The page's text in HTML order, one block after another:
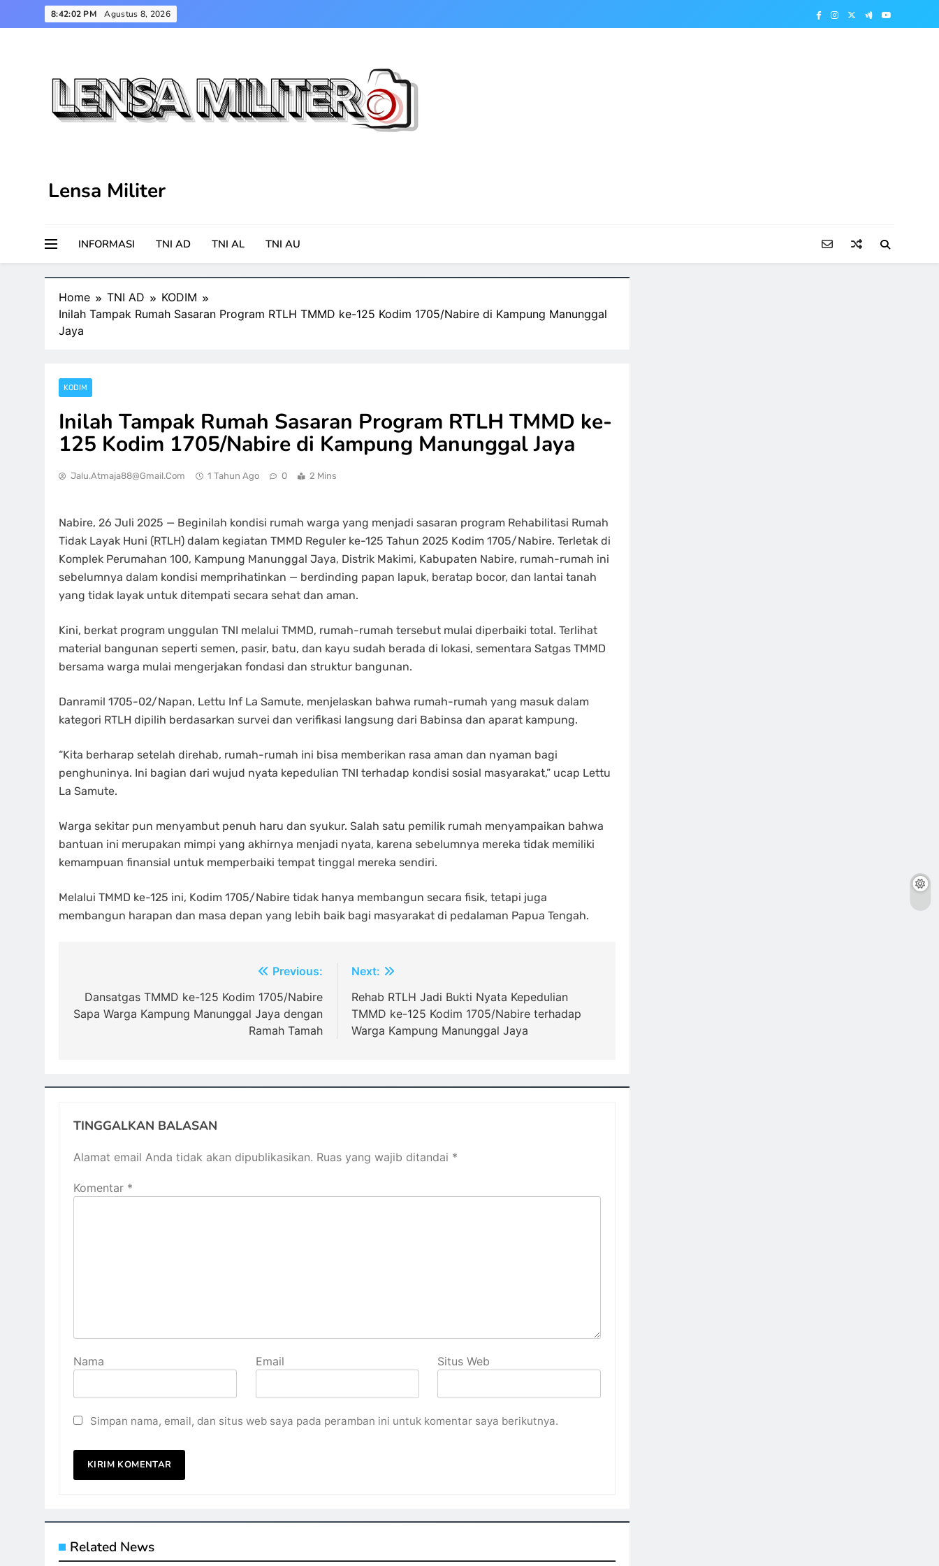
to
8:42:03 PM Agustus 8, 2026
Lensa Militer
INFORMASI TNI AD TNI AL TNI AU
Home TNI AD
KODIM
Inilah Tampak Rumah Sasaran Program RTLH TMMD ke-125 Kodim 1705/Nabire di Kampung Manunggal
Jaya
KODIM
Inilah Tampak Rumah Sasaran Program RTLH TMMD ke-
125 Kodim 1705/Nabire di Kampung Manunggal Jaya
Jalu.atmaja88@gmail.com 1 Tahun Ago 0 2 Mins
Nabire, 26 Juli 2025 — Beginilah kondisi rumah warga yang menjadi sasaran program Rehabilitasi Rumah
Tidak Layak Huni (RTLH) dalam kegiatan TMMD Reguler ke-125 Tahun 2025 Kodim 1705/Nabire. Terletak di
Komplek Perumahan 100, Kampung Manunggal Jaya, Distrik Makimi, Kabupaten Nabire, rumah-rumah ini
sebelumnya dalam kondisi memprihatinkan — berdinding papan lapuk, beratap bocor, dan lantai tanah
yang tidak layak untuk ditempati secara sehat dan aman.
Kini, berkat program unggulan TNI melalui TMMD, rumah-rumah tersebut mulai diperbaiki total. Terlihat
material bangunan seperti semen, pasir, batu, dan kayu sudah berada di lokasi, sementara Satgas TMMD
bersama warga mulai mengerjakan fondasi dan struktur bangunan.
Danramil 1705-02/Napan, Lettu Inf La Samute, menjelaskan bahwa rumah-rumah yang masuk dalam
kategori RTLH dipilih berdasarkan survei dan verifikasi langsung dari Babinsa dan aparat kampung.
“Kita berharap setelah direhab, rumah-rumah ini bisa memberikan rasa aman dan nyaman bagi
penghuninya. Ini bagian dari wujud nyata kepedulian TNI terhadap kondisi sosial masyarakat,” ucap Lettu
La Samute.
Warga sekitar pun menyambut penuh haru dan syukur. Salah satu pemilik rumah menyampaikan bahwa
bantuan ini merupakan mimpi yang akhirnya menjadi nyata, karena sebelumnya mereka tidak memiliki
kemampuan finansial untuk memperbaiki tempat tinggal mereka sendiri.
Melalui TMMD ke-125 ini, Kodim 1705/Nabire tidak hanya membangun secara fisik, tetapi juga
membangun harapan dan masa depan yang lebih baik bagi masyarakat di pedalaman Papua Tengah.
pos
Previous:
Dansatgas TMMD ke-125 Kodim 1705/Nabire
Sapa Warga Kampung Manunggal Jaya dengan
Ramah Tamah
Next:
Rehab RTLH Jadi Bukti Nyata Kepedulian
TMMD ke-125 Kodim 1705/Nabire terhadap
Warga Kampung Manunggal Jaya
TINGGALKAN BALASAN
Alamat email Anda tidak akan dipublikasikan. Ruas yang wajib ditandai *
Komentar *
Nama Email Situs Web
Simpan nama, email, dan situs web saya pada peramban ini untuk komentar saya berikutnya.
Related News